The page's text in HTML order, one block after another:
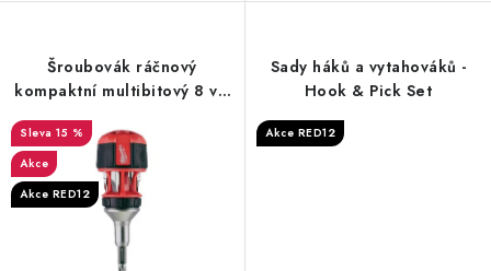
Šroubovák ráčnový
kompaktní multibitový 8 v 1
Milwaukee
15 %
Akce
Akce RED12
Sady háků a vytahováků -
Hook & Pick Set
Akce RED12